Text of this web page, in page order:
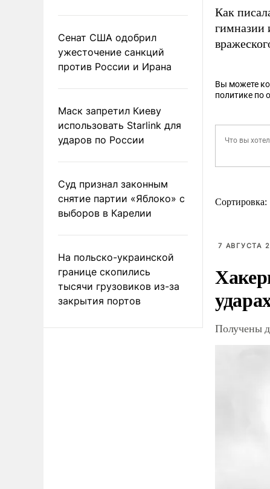
Сенат США одобрил
ужесточение санкций
против России и Ирана
Маск запретил Киеву
использовать Starlink для
ударов по России
Суд признал законным
снятие партии «Яблоко» с
выборов в Карелии
На польско-украинской
границе скопились
тысячи грузовиков из-за
закрытия портов
Как
гимназии
Вы можете
политике по
Сортировка:
7 АВГУСТА
Получены